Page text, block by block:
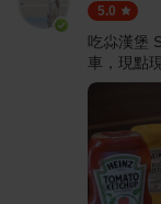
5.0
吃尛漢堡
車，現點